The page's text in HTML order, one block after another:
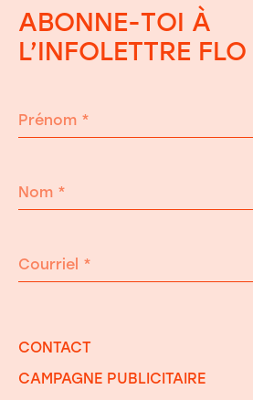
ABONNE-TOI À
L’INFOLETTRE FLO
Prénom *
Nom *
Courriel *
CONTACT
CAMPAGNE PUBLICITAIRE